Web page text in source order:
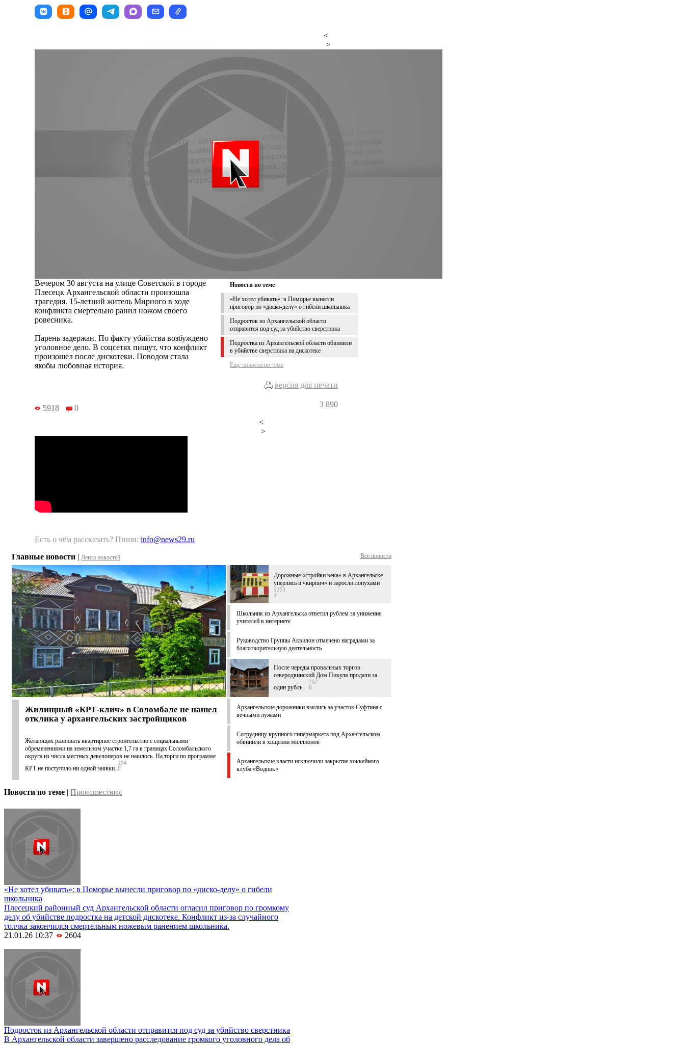
<
>
Новости по теме
«Не хотел убивать»: в Поморье вынесли
приговор по «диско-делу» о гибели школьника
Подросток из Архангельской области
отправится под суд за убийство сверстника
Подростка из Архангельской области обвинили
в убийстве сверстника на дискотеке
Еще новости по теме
Вечером 30 августа на улице Советской в городе
Плесецк Архангельской области произошла
трагедия. 15-летний житель Мирного в ходе
конфликта смертельно ранил ножом своего
ровесника.
Парень задержан. По факту убийства возбуждено
уголовное дело. В соцсетях пишут, что конфликт
произошел после дискотеки. Поводом стала
якобы любовная история.
версия для печати
5918 0 3 890
<
>
Есть о чём рассказать? Пиши: info@news29.ru
Главные новости | Лента новостей Все новости
Жилищный «КРТ-клич» в Соломбале не нашел
отклика у архангельских застройщиков
Желающих развивать квартирное строительство с социальными
обременениями на земельном участке 1,7 га в границах Соломбальского
округа из числа местных девелоперов не нашлось. На торги по программе
КРТ не поступило ни одной заявки.
194
0
Дорожные «стройки века» в Архангельске
уперлись в «кирпич» и заросли лопухами
1351
1
Школьник из Архангельска ответил рублем за унижение
учителей в интернете
Руководство Группы Аквилон отмечено наградами за
благотворительную деятельность
После череды провальных торгов
северодвинский Дом Пикуля продали за
один рубль
757
0
Архангельские дорожники взялись за участок Суфтина с
вечными лужами
Сотрудницу крупного гипермаркета под Архангельском
обвинили в хищении миллионов
Архангельские власти исключили закрытие хоккейного
клуба «Водник»
Новости по теме | Происшествия
«Не хотел убивать»: в Поморье вынесли приговор по «диско-делу» о гибели
школьника
Плесецкий районный суд Архангельской области огласил приговор по громкому
делу об убийстве подростка на детской дискотеке. Конфликт из-за случайного
толчка закончился смертельным ножевым ранением школьника.
21.01.26 10:37
2604
Подросток из Архангельской области отправится под суд за убийство сверстника
В Архангельской области завершено расследование громкого уголовного дела об